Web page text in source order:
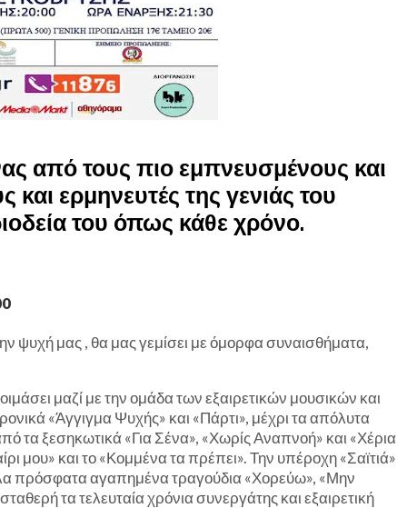
από τους πιο εμπνευσμένους και
ερμηνευτές της γενιάς του
του όπως κάθε χρόνο.
ψυχή μας , θα μας γεμίσει με όμορφα συναισθήματα,
μαζί με την ομάδα των εξαιρετικών μουσικών και
«Άγγιγμα Ψυχής» και «Πάρτι», μέχρι τα απόλυτα
τα ξεσηκωτικά «Για Σένα», «Χωρίς Αναπνοή» και «Χέρια
μου» και το «Κομμένα τα πρέπει». Την υπέροχη «Σαϊτιά»
πρόσφατα αγαπημένα τραγούδια «Χορεύω», «Μην
τα τελευταία χρόνια συνεργάτης και εξαιρετική